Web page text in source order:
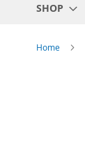
SHOP
Home